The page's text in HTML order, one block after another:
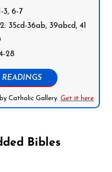
3, 6-7
35cd-36ab, 39abcd, 41
28
Catholic Gallery. Get it here
Bibles